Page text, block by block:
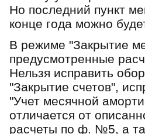
Но последний пункт
конце года можно
В режиме "Закрытие
предусмотренные
Нельзя исправить
"Закрытие счетов",
"Учет месячной
отличается от
расчеты по ф. №5, а